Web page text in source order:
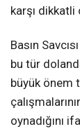
karşı dikkatli
Basın
bu tür
büyük önem
oynadığını